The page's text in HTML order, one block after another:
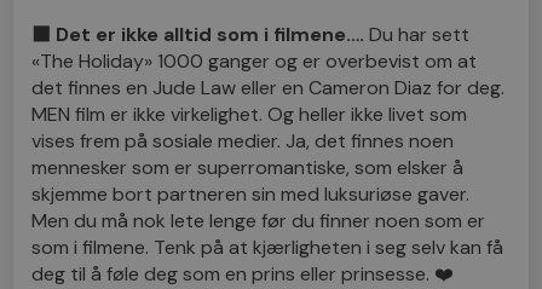
⬛ Det er ikke alltid som i filmene…. Du har sett
«The Holiday» 1000 ganger og er overbevist om at
det finnes en Jude Law eller en Cameron Diaz for deg.
MEN film er ikke virkelighet. Og heller ikke livet som
vises frem på sosiale medier. Ja, det finnes noen
mennesker som er superromantiske, som elsker å
skjemme bort partneren sin med luksuriøse gaver.
Men du må nok lete lenge før du finner noen som er
som i filmene. Tenk på at kjærligheten i seg selv kan få
deg til å føle deg som en prins eller prinsesse. ❤️